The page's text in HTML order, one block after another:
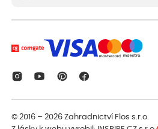
© 2016 – 2026Zahradnictví Flos s.r.o.